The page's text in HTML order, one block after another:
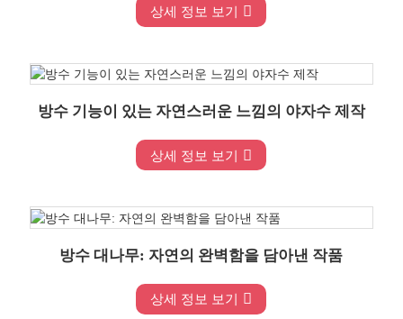
상세 정보 보기
방수 기능이 있는 자연스러운 느낌의 야자수 제작
상세 정보 보기
방수 대나무: 자연의 완벽함을 담아낸 작품
상세 정보 보기